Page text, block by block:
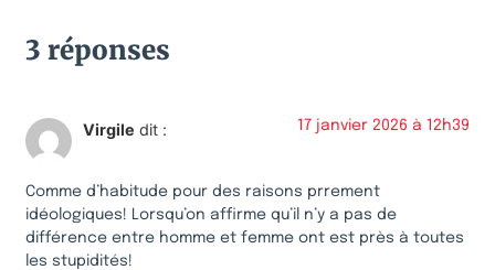
3 réponses
Virgile dit : 17 janvier 2026 à 12h39
Comme d’habitude pour des raisons prrement
idéologiques! Lorsqu’on affirme qu’il n’y a pas de
différence entre homme et femme ont est près à toutes
les stupidités!